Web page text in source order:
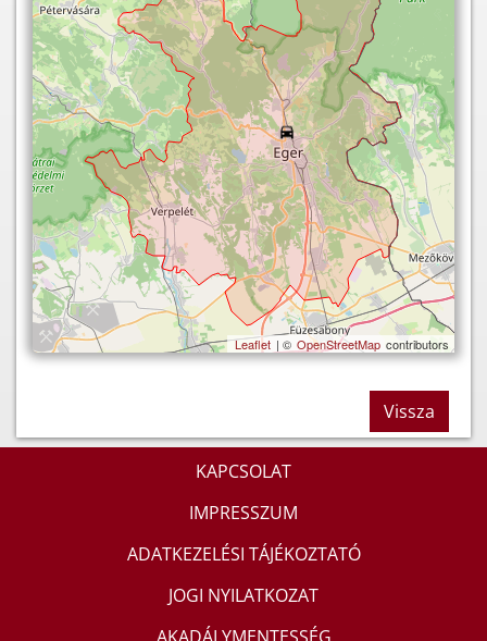
Leaflet | © OpenStreetMap contributors
Vissza
KAPCSOLAT
IMPRESSZUM
ADATKEZELÉSI TÁJÉKOZTATÓ
JOGI NYILATKOZAT